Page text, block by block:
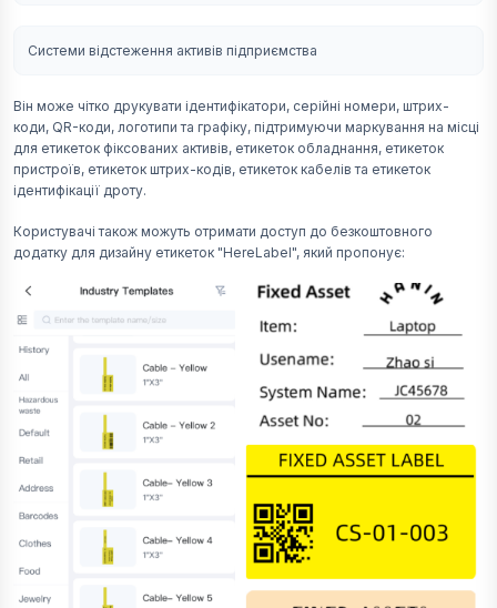
Системи відстеження активів підприємства
Він може чітко друкувати ідентифікатори, серійні номери, штрих-
коди, QR-коди, логотипи та графіку, підтримуючи маркування на місці
для етикеток фіксованих активів, етикеток обладнання, етикеток
пристроїв, етикеток штрих-кодів, етикеток кабелів та етикеток
ідентифікації дроту.
Користувачі також можуть отримати доступ до безкоштовного
додатку для дизайну етикеток "HereLabel", який пропонує: